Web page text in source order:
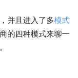
，并且进入了多模式
的四种模式来聊一